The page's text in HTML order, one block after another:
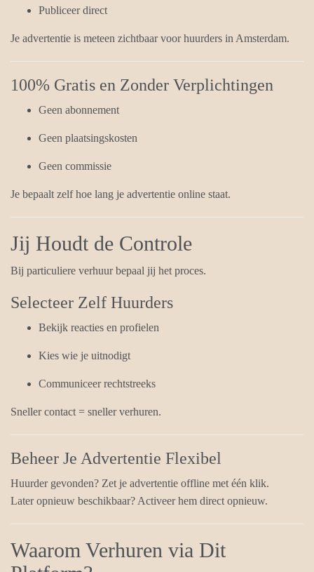
Publiceer direct
Je advertentie is meteen zichtbaar voor huurders in Amsterdam.
100% Gratis en Zonder Verplichtingen
Geen abonnement
Geen plaatsingskosten
Geen commissie
Je bepaalt zelf hoe lang je advertentie online staat.
Jij Houdt de Controle
Bij particuliere verhuur bepaal jij het proces.
Selecteer Zelf Huurders
Bekijk reacties en profielen
Kies wie je uitnodigt
Communiceer rechtstreeks
Sneller contact = sneller verhuren.
Beheer Je Advertentie Flexibel
Huurder gevonden? Zet je advertentie offline met één klik.
Later opnieuw beschikbaar? Activeer hem direct opnieuw.
Waarom Verhuren via Dit